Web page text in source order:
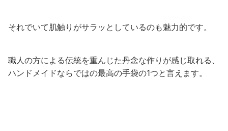
それでいて肌触りがサラッとしているのも魅力的です。
職人の方による伝統を重んじた丹念な作りが感じ取れる、
ハンドメイドならではの最高の手袋の1つと言えます。